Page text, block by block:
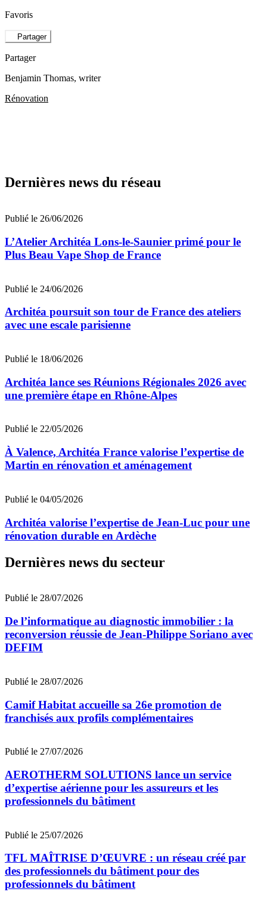
Favoris
Partager
Partager
Benjamin Thomas, writer
Rénovation
Dernières news du réseau
Publié le 26/06/2026
L’Atelier Architéa Lons-le-Saunier primé pour le
Plus Beau Vape Shop de France
Publié le 24/06/2026
Architéa poursuit son tour de France des ateliers
avec une escale parisienne
Publié le 18/06/2026
Architéa lance ses Réunions Régionales 2026 avec
une première étape en Rhône-Alpes
Publié le 22/05/2026
À Valence, Architéa France valorise l’expertise de
Martin en rénovation et aménagement
Publié le 04/05/2026
Architéa valorise l’expertise de Jean-Luc pour une
rénovation durable en Ardèche
Dernières news du secteur
Publié le 28/07/2026
De l’informatique au diagnostic immobilier : la
reconversion réussie de Jean-Philippe Soriano avec
DEFIM
Publié le 28/07/2026
Camif Habitat accueille sa 26e promotion de
franchisés aux profils complémentaires
Publié le 27/07/2026
AEROTHERM SOLUTIONS lance un service
d’expertise aérienne pour les assureurs et les
professionnels du bâtiment
Publié le 25/07/2026
TFL MAÎTRISE D’ŒUVRE : un réseau créé par
des professionnels du bâtiment pour des
professionnels du bâtiment